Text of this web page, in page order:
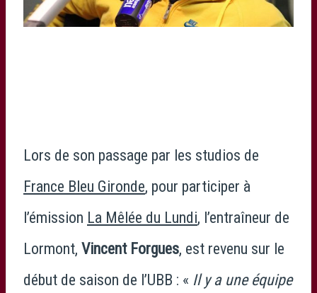
Lors de son passage par les studios de
France Bleu Gironde, pour participer à
l’émission La Mêlée du Lundi, l’entraîneur de
Lormont, Vincent Forgues, est revenu sur le
début de saison de l’UBB : « Il y a une équipe